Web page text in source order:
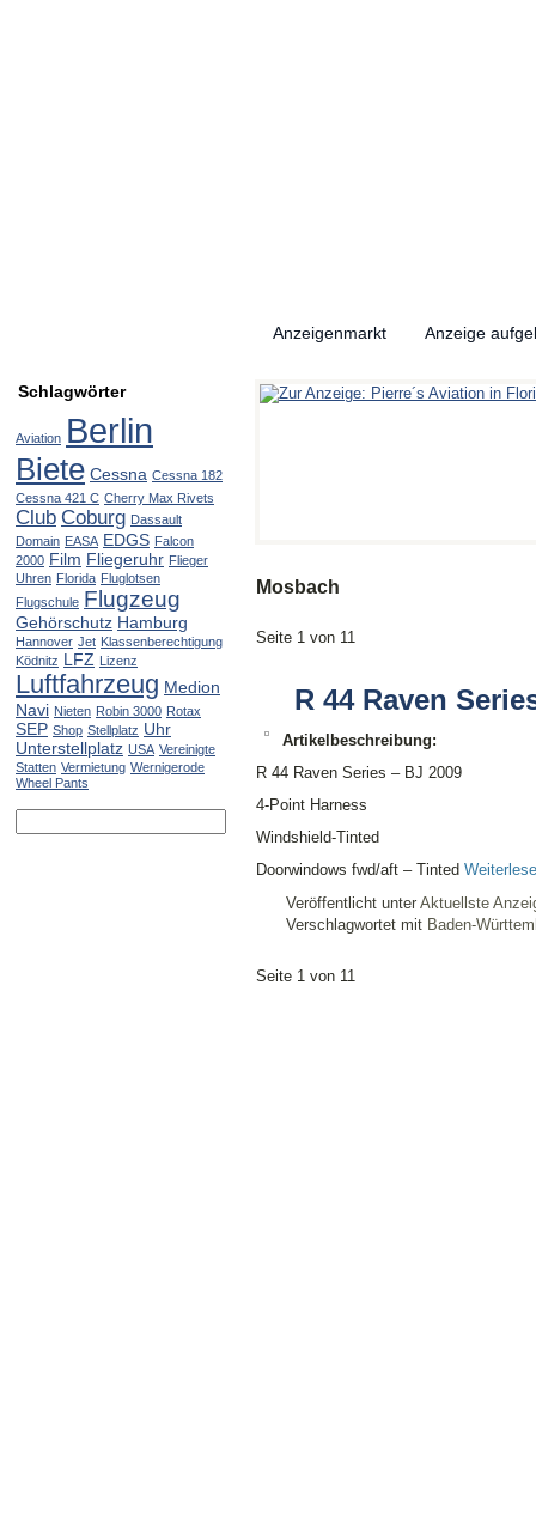
Anzeigenmarkt Anzeige
Schlagwörter
Aviation Berlin
Biete Cessna Cessna 182
Cessna 421 C Cherry Max Rivets
Club Coburg Dassault
Domain EASA EDGS Falcon
2000 Film Fliegeruhr Flieger
Uhren Florida Fluglotsen
Flugschule Flugzeug
Gehörschutz Hamburg
Hannover Jet Klassenberechtigung
Ködnitz LFZ Lizenz
Luftfahrzeug Medion
Navi Nieten Robin 3000 Rotax
SEP Shop Stellplatz Uhr
Unterstellplatz USA Vereinigte
Statten Vermietung Wernigerode
Wheel Pants
Mosbach
Seite 1 von 11
R 44 Raven
Artikelbeschreibung:
R 44 Raven Series – BJ 2009
4-Point Harness
Windshield-Tinted
Doorwindows fwd/aft – Tinted
Veröffentlicht unter Aktuellste
Verschlagwortet mit Baden-
Seite 1 von 11